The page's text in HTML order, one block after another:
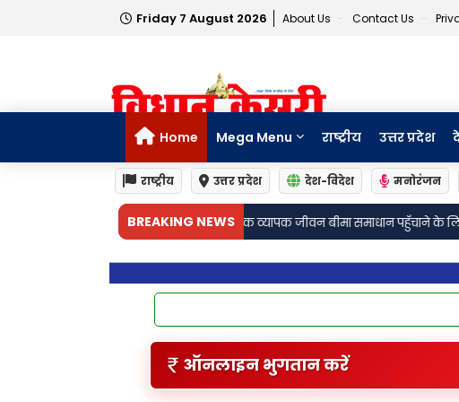
Friday 7 August 2026 About Us Contact Us
Home Mega Menu राष्ट्रीय उत्तर प्रदेश
राष्ट्रीय उत्तर प्रदेश देश-विदेश मनोरंजन
BREAKING NEWS
तक व्यापक जीवन बीमा समाधान पहुँचाने के लिए साझेदारी की• जामो: अगली
ऑनलाइन भुगतान करें